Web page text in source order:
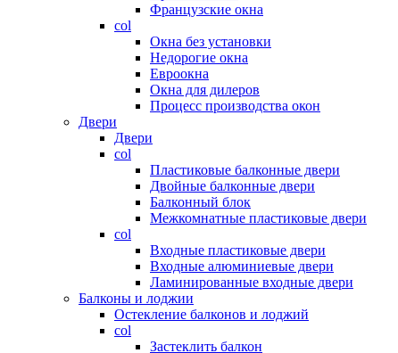
Французские окна
col
Окна без установки
Недорогие окна
Евроокна
Окна для дилеров
Процесс производства окон
Двери
Двери
col
Пластиковые балконные двери
Двойные балконные двери
Балконный блок
Межкомнатные пластиковые двери
col
Входные пластиковые двери
Входные алюминиевые двери
Ламинированные входные двери
Балконы и лоджии
Остекление балконов и лоджий
col
Застеклить балкон